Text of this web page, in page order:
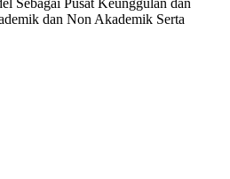
Sebagai Pusat Keunggulan dan
dan Non Akademik Serta